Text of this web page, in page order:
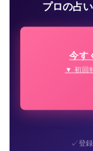
プロの占
今す
▼ 初回
✓登